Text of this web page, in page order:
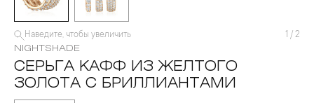
Наведите, чтобы увеличить 1 / 2
NIGHTSHADE
СЕРЬГА КАФФ ИЗ ЖЕЛТОГО
ЗОЛОТА С БРИЛЛИАНТАМИ